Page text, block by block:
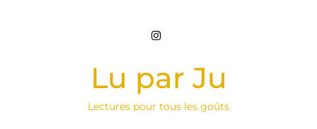
Lu par Ju
Lectures pour tous les goûts